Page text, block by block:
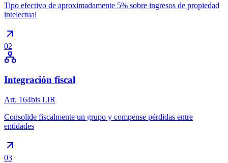
Tipo efectivo de aproximadamente 5% sobre ingresos de propiedad
intelectual
02
Integración fiscal
Art. 164bis LIR
Consolide fiscalmente un grupo y compense pérdidas entre
entidades
03